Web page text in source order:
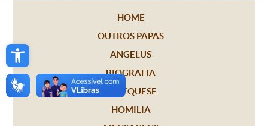
Open toolbar
HOME
OUTROS PAPAS
ANGELUS
BIOGRAFIA
CATEQUESE
HOMILIA